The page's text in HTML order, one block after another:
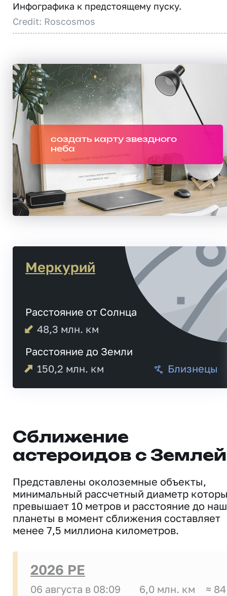
Инфографика к предстоящему пуску.
Credit: Roscosmos
создать карту звездного
неба
Меркурий
Расстояние от Солнца
48,3 млн. км
Расстояние до Земли
150,2 млн. км Близнецы
Сближение
астероидов с Землей
Представлены околоземные объекты,
минимальный рассчетный диаметр
превышает 10 метров и расстояние до
планеты в момент сближения составляет
менее 7,5 миллиона километров.
2026 PE
06 августа в 08:09 6,0 млн. км ≈